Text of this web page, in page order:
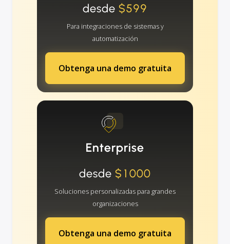
desde $599
Para integraciones de sistemas y
automatización
Obtenga una demo gratuita
Enterprise
desde $1000
Soluciones personalizadas para grandes
organizaciones
Obtenga una demo gratuita